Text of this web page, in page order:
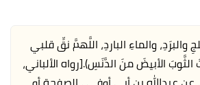
والبرَدِ، والماءِ الباردِ، اللَّهمَّ نقِّ قلبي
الثَّوبَ الأبيضَ منَ الدَّنَسِ).[رواه الألباني،